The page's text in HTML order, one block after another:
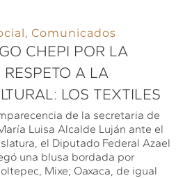
,Comunicados
CHEPI POR LA
A LA
LOS TEXTILES
de la secretaria de
Luisa Alcalde Luján ante el
el Diputado Federal Azael
una blusa bordada por
Mixe; Oaxaca, de igual